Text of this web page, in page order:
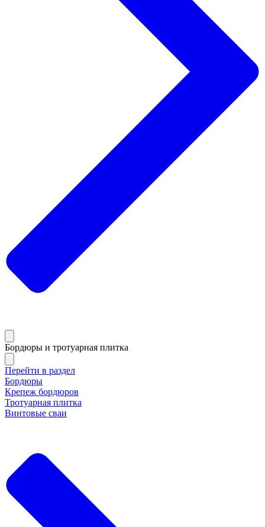
Бордюры и тротуарная плитка
Перейти в раздел
Бордюры
Крепеж бордюров
Тротуарная плитка
Винтовые сваи